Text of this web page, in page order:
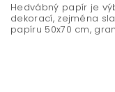
Hedvábný papír je
dekorací, zejména
papíru 50x70 cm,